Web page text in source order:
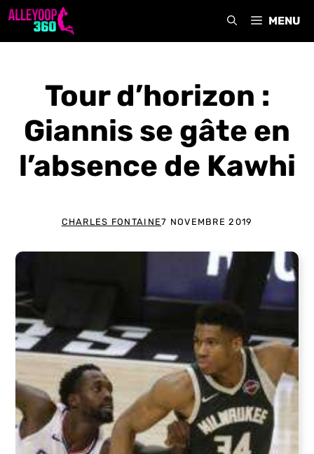
Aller
MENU
Tour d’horizon :
Giannis se gâte en
l’absence de Kawhi
CHARLES FONTAINE7 NOVEMBRE 2019